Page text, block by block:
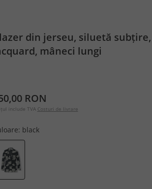
din jerseu, siluetă
mâneci lungi
RON
include TVA Costuri de livrare
black